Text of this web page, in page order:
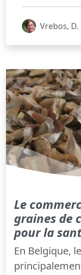
Vrebos, D.
Le
graines de
pour la
En Belgique,